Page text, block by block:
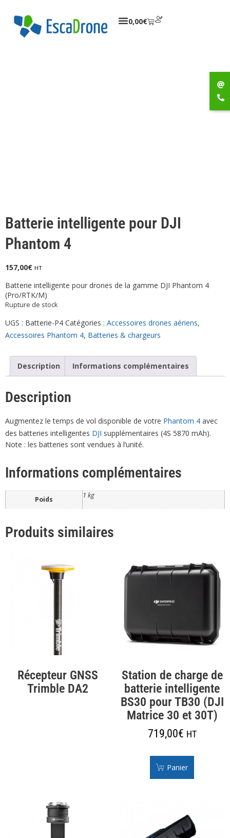
0,00€
Batterie intelligente pour DJI
Phantom 4
157,00€ HT
Batterie intelligente pour drones de la gamme DJI Phantom 4
(Pro/RTK/M)
Rupture de stock
UGS : Batterie-P4 Catégories : Accessoires drones aériens,
Accessoires Phantom 4, Batteries & chargeurs
Description Informations complémentaires
Description
Augmentez le temps de vol disponible de votre Phantom 4 avec
des batteries intelligentes DJI supplémentaires (4S 5870 mAh).
Note : les batteries sont vendues à l’unité.
Informations complémentaires
Poids 1 kg
Produits similaires
Récepteur GNSS
Trimble DA2
Station de charge de
batterie intelligente
BS30 pour TB30 (DJI
Matrice 30 et 30T)
719,00€ HT
Panier